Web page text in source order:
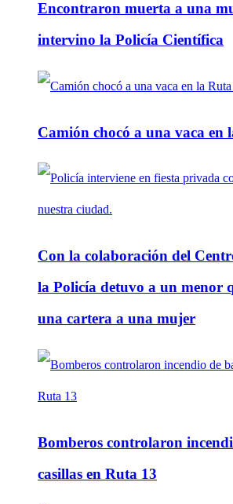
Encontraron muerta a una
intervino la Policía Científica
Camión chocó a una vaca en
Con la colaboración del
la Policía detuvo a un menor
una cartera a una mujer
Bomberos controlaron
casillas en Ruta 13